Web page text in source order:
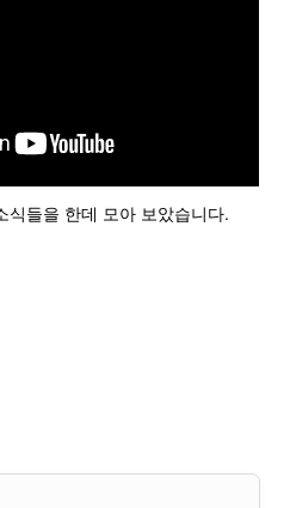
식들을 한데 모아 보았습니다.